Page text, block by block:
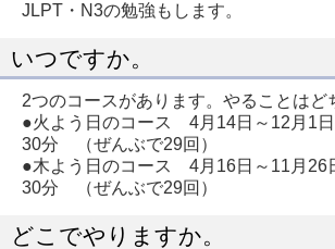
JLPT・N3の勉強もします。
いつですか。
2つのコースがあります。やることはど
●火よう日のコース 4月14日～12月1
30分 （ぜんぶで29回）
●木よう日のコース 4月16日～11月
30分 （ぜんぶで29回）
どこでやりますか。